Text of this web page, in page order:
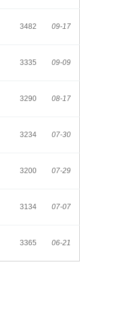
3482 09-17
3335 09-09
3290 08-17
3234 07-30
3200 07-29
3134 07-07
3365 06-21